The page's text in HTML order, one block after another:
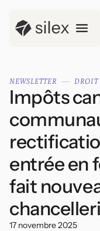
NEWSLETTER
Impôts
entrée en
fait
17 novembre 2025